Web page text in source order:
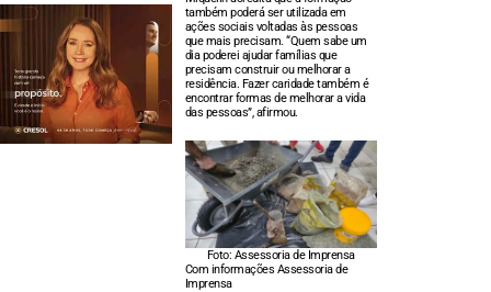
também poderá ser utilizada em
ações sociais voltadas às pessoas
que mais precisam. “Quem sabe um
dia poderei ajudar famílias que
precisam construir ou melhorar a
residência. Fazer caridade também é
encontrar formas de melhorar a vida
das pessoas”, afirmou.
Foto: Assessoria de Imprensa
Com informações Assessoria de
Imprensa